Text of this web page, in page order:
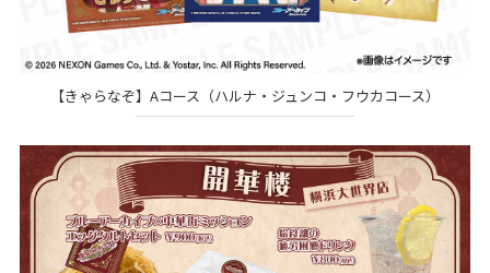
【きゃらなぞ】Aコース（ハルナ・ジュンコ・フウカコース）